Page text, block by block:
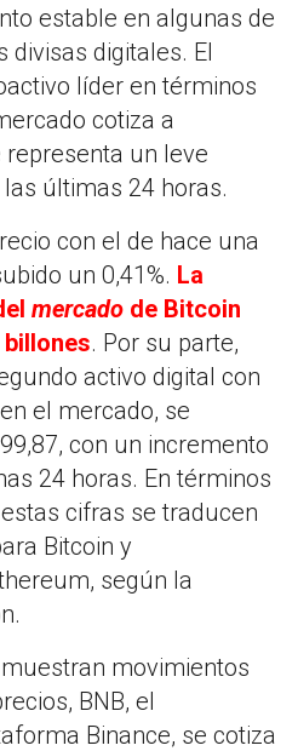
estable en algunas de
divisas digitales. El
líder en términos
cotiza a
representa un leve
últimas 24 horas.
con el de hace una
un 0,41%. La
mercado de Bitcoin
billones. Por su parte,
activo digital con
el mercado, se
con un incremento
24 horas. En términos
cifras se traducen
Bitcoin y
según la
movimientos
BNB, el
Binance, se cotiza